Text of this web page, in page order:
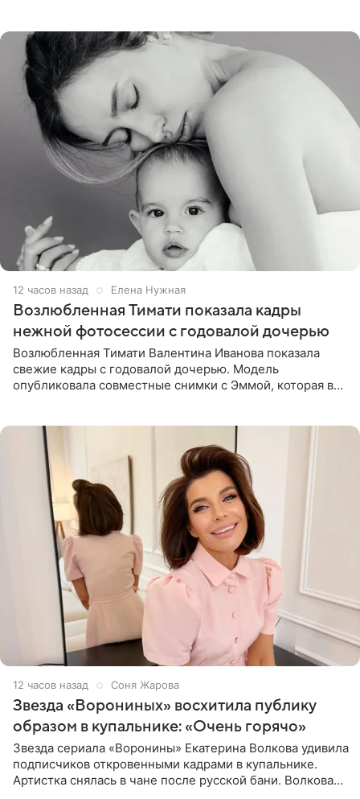
12 часов назад Елена Нужная
Возлюбленная Тимати показала кадры
нежной фотосессии с годовалой дочерью
Возлюбленная Тимати Валентина Иванова показала
свежие кадры с годовалой дочерью. Модель
опубликовала совместные снимки с Эммой, которая в
12 часов назад Соня Жарова
Звезда «Ворониных» восхитила публику
образом в купальнике: «Очень горячо»
Звезда сериала «Воронины» Екатерина Волкова удивила
подписчиков откровенными кадрами в купальнике.
Артистка снялась в чане после русской бани. Волкова